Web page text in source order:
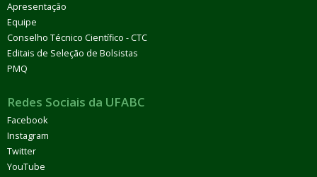
Apresentação
Equipe
Conselho Técnico Científico - CTC
Editais de Seleção de Bolsistas
PMQ
Redes Sociais da UFABC
Facebook
Instagram
Twitter
YouTube